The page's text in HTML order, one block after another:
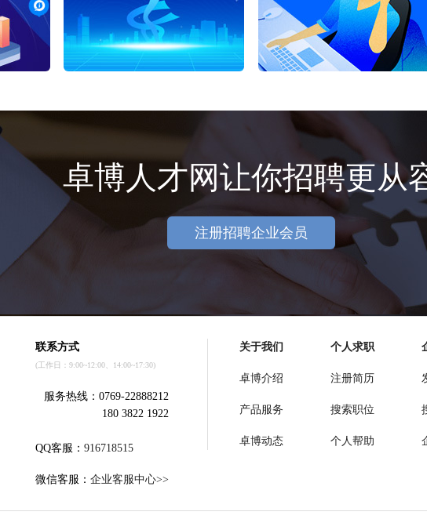
卓博人才网让你招聘更从
注册招聘企业会员
联系方式
(工作日：9:00~12:00、14:00~17:30)
服务热线：0769-22888212
180 3822 1922
QQ客服： 916718515
微信客服： 企业客服中心>>
关于我们
卓博介绍
产品服务
卓博动态
个人求职
注册简历
搜索职位
个人帮助